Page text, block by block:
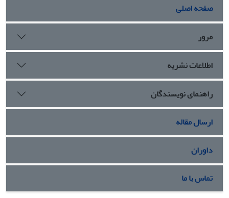
صفحه اصلی
مرور
اطلاعات نشریه
راهنمای نویسندگان
ارسال مقاله
داوران
تماس با ما